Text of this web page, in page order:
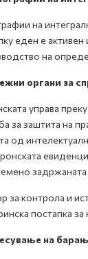
на
еден е
на
органи за
управа
за заштита на
од
задржаната
за контрола и
постапка
на